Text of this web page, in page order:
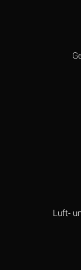
Amyl
Luft-